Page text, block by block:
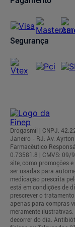
Segurança
Drogasmil | CNPJ:
Janeiro - RJ: Av. Ayrton
Farmacêutico
0.73581.8 | CMVS:
site, como promoções
ser usadas para
medicação prescrita
está em condições de
prescrever o
apenas para compras
meramente
decorrer do dia.